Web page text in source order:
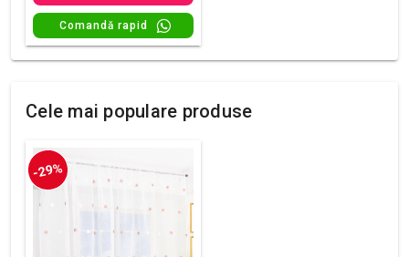
Comandă rapid
Cele mai populare produse
-29%